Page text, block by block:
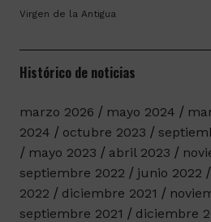
Virgen de la Antigua
Histórico de noticias
marzo 2026 mayo 2024
2024
octubre 2023
mayo 2023
abril 2023
septiembre 2022
junio 2022
2022
diciembre 2021
septiembre 2021
diciembre